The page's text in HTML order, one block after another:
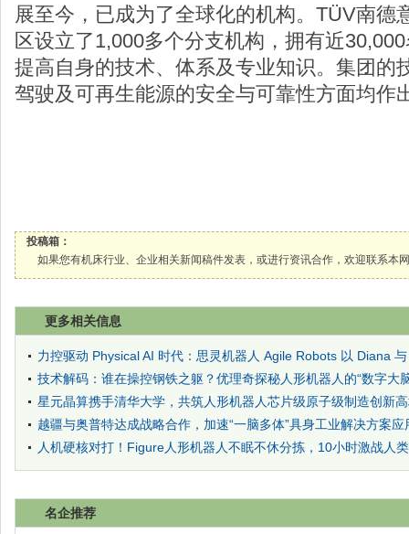
展至今，已成为了全球化的机构。TÜV南德
区设立了1,000多个分支机构，拥有近
提高自身的技术、体系及专业知识。集团的
驾驶及可再生能源的安全与可靠性方面均作
投稿箱：
如果您有机床行业、企业相关新闻稿件发表，或进行资讯合作，欢迎联系本
更多相关信息
力控驱动 Physical AI 时代：思灵机器人 Agile Robots 以 Diana
技术解码：谁在操控钢铁之躯？优理奇探秘人形机器人的“数字大
星元晶算携手清华大学，共筑人形机器人芯片级原子级制造创新
越疆与奥普特达成战略合作，加速“一脑多体”具身工业解决方案应
人机硬核对打！Figure人形机器人不眠不休分拣，10小时激战人
名企推荐